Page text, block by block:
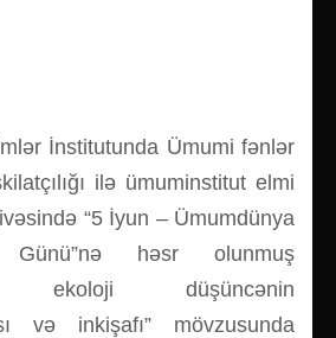
İnstitutunda Ümumi fənlər
ilə ümuminstitut elmi
“5 İyun – Ümumdünya
həsr olunmuş
ekoloji düşüncənin
və inkişafı” mövzusunda